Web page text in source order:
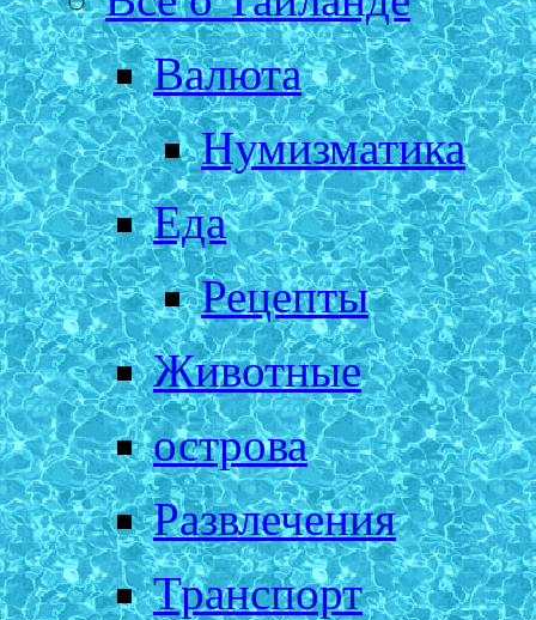
Валюта
Нумизматика
Еда
Рецепты
Животные
острова
Развлечения
Транспорт